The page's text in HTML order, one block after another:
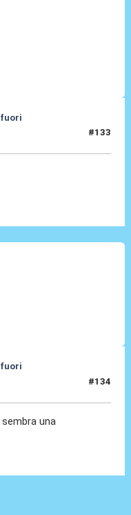
#133
#134
sembra una